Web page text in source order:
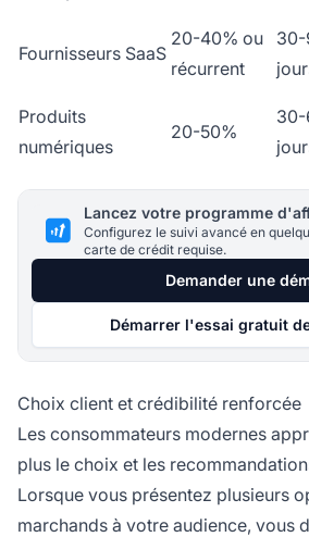
Fournisseurs SaaS
20-40% ou
récurrent
30-
Produits
numériques
20-50%
30-
Lancez votre programme
Configurez le suivi avancé en
carte de crédit requise.
Demander une
Démarrer l'essai gratuit
Choix client et crédibilité renforcée
Les consommateurs modernes
plus le choix et les
Lorsque vous présentez plusieurs
marchands à votre audience, vous